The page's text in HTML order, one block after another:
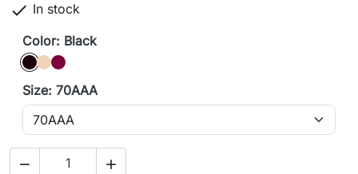
 In stock
Color: Black
Black
caffè latte
burgundy
Size: 70AAA
 